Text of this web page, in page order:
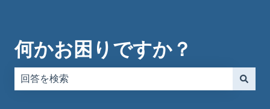
何かお困りですか？